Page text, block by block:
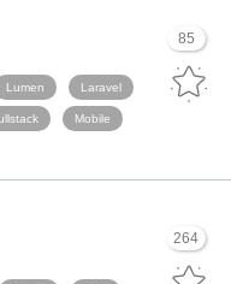
85
Lumen Laravel
Mobile
264